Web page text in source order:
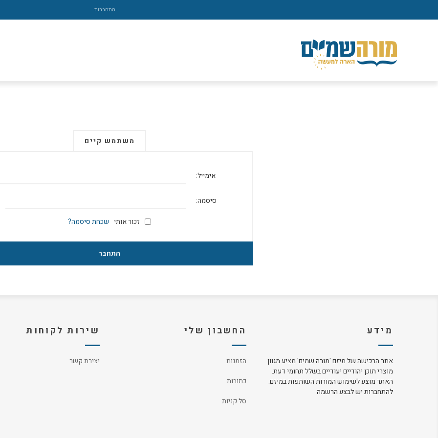
התחברות
משתמש קיים
אימייל:
סיסמה:
זכור אותי שכחת סיסמה?
מידע
אתר הרכישה של מיזם 'מורה שמים' מציע מגוון
מוצרי תוכן יהודיים יעודיים בשלל תחומי דעת.
האתר מוצע לשימוש המורות השותפות במיזם.
להתחברות יש לבצע הרשמה
החשבון שלי
הזמנות
כתובות
סל קניות
שירות לקוחות
יצירת קשר